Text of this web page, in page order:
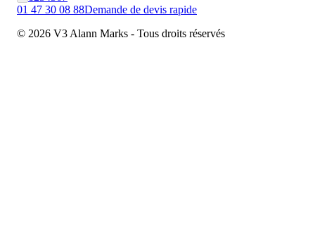
01 47 30 08 88Demande de devis rapide
© 2026 V3 Alann Marks - Tous droits réservés